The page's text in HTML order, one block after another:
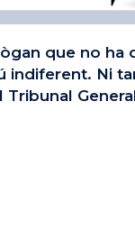
que no ha
indiferent. Ni
Tribunal